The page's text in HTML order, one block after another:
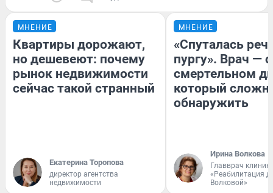
МНЕНИЕ
Квартиры дорожают,
но дешевеют: почему
рынок недвижимости
сейчас такой странный
Екатерина Торопова
директор агентства
недвижимости
МНЕНИЕ
«Спуталась
пургу». Врач — о
смертельном
который
обнаружить
Ирина Волкова
Главврач
«Реабилитация
Волковой»